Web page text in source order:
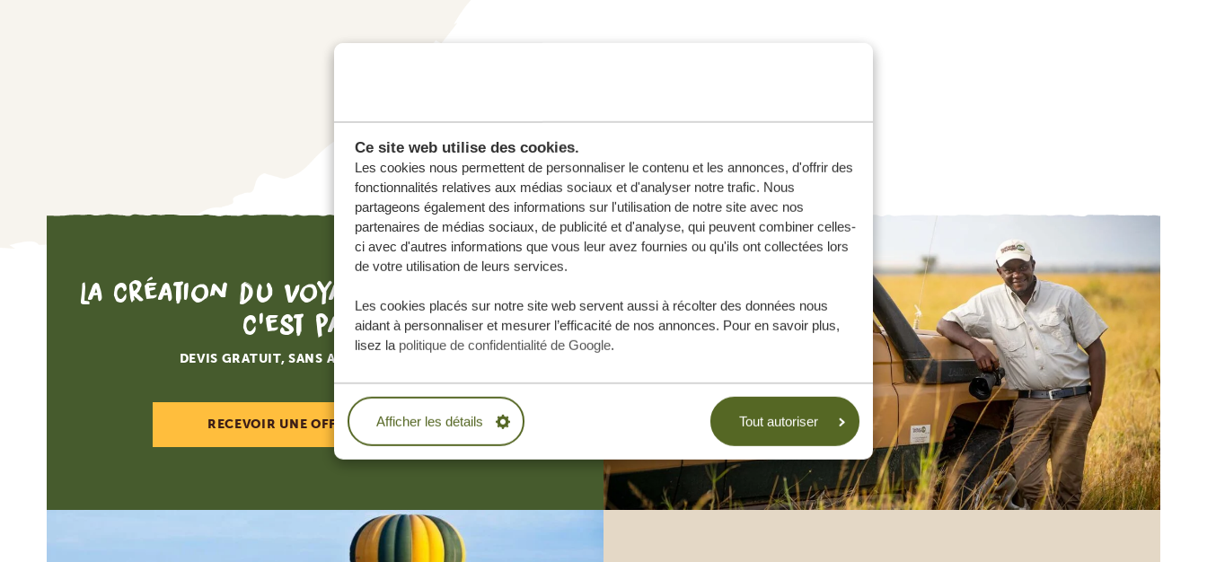
Ce site web utilise des cookies.
Les cookies nous permettent de personnaliser le contenu et les annonces, d'offrir des
fonctionnalités relatives aux médias sociaux et d'analyser notre trafic. Nous
partageons également des informations sur l'utilisation de notre site avec nos
partenaires de médias sociaux, de publicité et d'analyse, qui peuvent combiner celles-
ci avec d'autres informations que vous leur avez fournies ou qu'ils ont collectées lors
de votre utilisation de leurs services.
Les cookies placés sur notre site web servent aussi à récolter des données nous
aidant à personnaliser et mesurer l’efficacité de nos annonces. Pour en savoir plus,
lisez la politique de confidentialité de Google.
Afficher les détails Tout autoriser
La création du voyage de vos rêves,
c'est par ici.
DEVIS GRATUIT, SANS AUCUNE OBLIGATION
RECEVOIR UNE OFFRE SUR MESURE